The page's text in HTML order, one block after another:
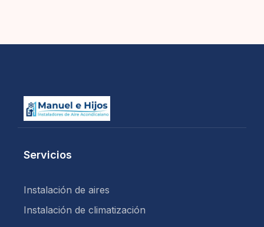
Servicios
Instalación de aires
Instalación de climatización